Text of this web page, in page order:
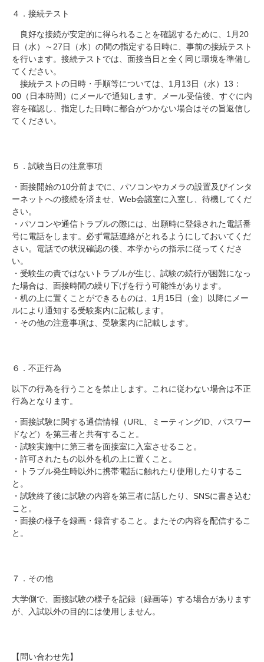
４．接続テスト
良好な接続が安定的に得られることを確認するために、 1 月 20
日（水）～ 27日（水）の間の指定する日時に、事前の接続テスト
を行います。接続テストでは、面接当日と全く同じ環境を準備し
てください。
接続テストの日時・手順等については、 1 月 13日（水） 13 ：
00 （日本時間）にメールで通知します。メール受信後、すぐに内
容を確認し、指定した日時に都合がつかない場合はその旨返信し
てください。
５．試験当日の注意事項
・面接開始の10分前までに、パソコンやカメラの設置及びインタ
ーネットへの接続を済ませ、 Web会議室に入室し、待機してくだ
さい。
・パソコンや通信トラブルの際には、出願時に登録された電話番
号に電話をします。必ず電話連絡がとれるようにしておいてくだ
さい。電話での状況確認の後、本学からの指示に従ってくださ
い。
・受験生の責ではないトラブルが生じ、試験の続行が困難になっ
た場合は、面接時間の繰り下げを行う可能性があります。
・机の上に置くことができるものは、 1 月 15日（金）以降にメー
ルにより通知する受験案内に記載します。
・その他の注意事項は、受験案内に記載します。
６．不正行為
以下の行為を行うことを禁止します。これに従わない場合は不正
行為となります。
・面接試験に関する通信情報（URL 、ミーティングID 、パスワー
ドなど）を第三者と共有すること。
・試験実施中に第三者を面接室に入室させること。
・許可されたもの以外を机の上に置くこと。
・トラブル発生時以外に携帯電話に触れたり使用したりするこ
と。
・試験終了後に試験の内容を第三者に話したり、 SNSに書き込む
こと。
・面接の様子を録画・録音すること。またその内容を配信するこ
と。
７．その他
大学側で、面接試験の様子を記録（録画等）する場合があります
が、入試以外の目的には使用しません。
【問い合わせ先】